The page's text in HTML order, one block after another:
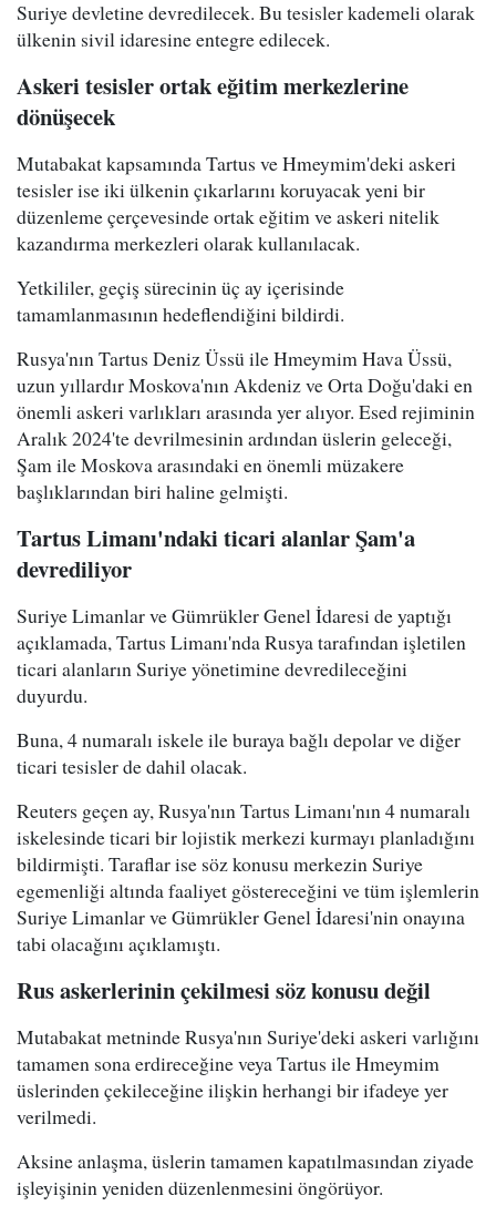
Suriye devletine devredilecek. Bu tesisler kademeli olarak
ülkenin sivil idaresine entegre edilecek.
Askeri tesisler ortak eğitim merkezlerine
dönüşecek
Mutabakat kapsamında Tartus ve Hmeymim'deki askeri
tesisler ise iki ülkenin çıkarlarını koruyacak yeni bir
düzenleme çerçevesinde ortak eğitim ve askeri nitelik
kazandırma merkezleri olarak kullanılacak.
Yetkililer, geçiş sürecinin üç ay içerisinde
tamamlanmasının hedeflendiğini bildirdi.
Rusya'nın Tartus Deniz Üssü ile Hmeymim Hava Üssü,
uzun yıllardır Moskova'nın Akdeniz ve Orta Doğu'daki en
önemli askeri varlıkları arasında yer alıyor. Esed rejiminin
Aralık 2024'te devrilmesinin ardından üslerin geleceği,
Şam ile Moskova arasındaki en önemli müzakere
başlıklarından biri haline gelmişti.
Tartus Limanı'ndaki ticari alanlar Şam'a
devrediliyor
Suriye Limanlar ve Gümrükler Genel İdaresi de yaptığı
açıklamada, Tartus Limanı'nda Rusya tarafından işletilen
ticari alanların Suriye yönetimine devredileceğini
duyurdu.
Buna, 4 numaralı iskele ile buraya bağlı depolar ve diğer
ticari tesisler de dahil olacak.
Reuters geçen ay, Rusya'nın Tartus Limanı'nın 4 numaralı
iskelesinde ticari bir lojistik merkezi kurmayı planladığını
bildirmişti. Taraflar ise söz konusu merkezin Suriye
egemenliği altında faaliyet göstereceğini ve tüm işlemlerin
Suriye Limanlar ve Gümrükler Genel İdaresi'nin onayına
tabi olacağını açıklamıştı.
Rus askerlerinin çekilmesi söz konusu değil
Mutabakat metninde Rusya'nın Suriye'deki askeri varlığını
tamamen sona erdireceğine veya Tartus ile Hmeymim
üslerinden çekileceğine ilişkin herhangi bir ifadeye yer
verilmedi.
Aksine anlaşma, üslerin tamamen kapatılmasından ziyade
işleyişinin yeniden düzenlenmesini öngörüyor.